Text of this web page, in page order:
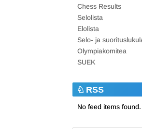
Chess Results
Selolista
Elolista
Selo- ja
Olympiakomitea
SUEK
RSS
No feed items found.